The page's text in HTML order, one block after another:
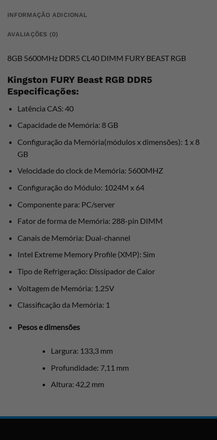
INFORMAÇÃO ADICIONAL
AVALIAÇÕES (0)
8GB 5600MHz DDR5 CL40 DIMM FURY BEAST RGB
Kingston FURY Beast RGB DDR5
Especificações:
Latência CAS: 40
Capacidade de Memória: 8 GB
Configuração da Memória(módulos x dimensões): 1 x 8
GB
Velocidade do clock de Memória: 5600MHZ
Configuração do Módulo: 1024M x 64
Componente para: PC/server
Fator de forma de Memória: 288-pin DIMM
Canais de Memória: Dual-channel
Intel Extreme Memory Profile (XMP): Sim
Tipo de Refrigeração: Dissipador de Calor
Voltagem de Memória: 1.25V
Classificação da Memória: 1
Pesos e dimensões
Largura: 133,3 mm
Profundidade: 7,11 mm
Altura: 42,2 mm